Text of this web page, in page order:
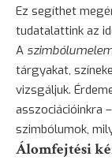
Ez segíthet
tudatalattink az
A
tárgyakat,
vizsgáljuk.
asszociációinkra
szimbólumok,
Álomfejtési